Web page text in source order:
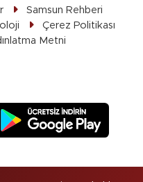
Samsun Rehberi
Çerez Politikası
Metni